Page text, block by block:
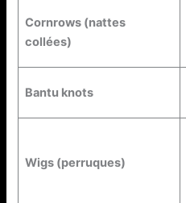
Cornrows (nattes
collées)
Bantu knots
Wigs (perruques)